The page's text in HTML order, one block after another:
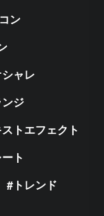
ン
ャレ
ジ
トエフェクト
ト
トレンド